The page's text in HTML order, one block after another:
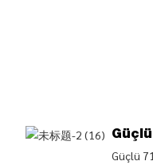
Güçlü
Güçlü